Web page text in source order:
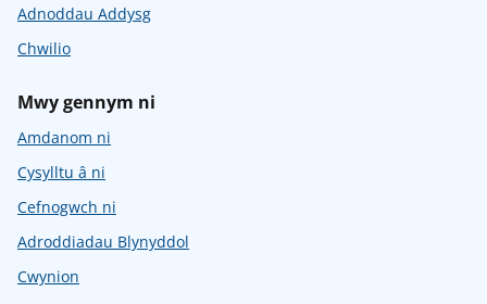
Adnoddau Addysg
Chwilio
Mwy gennym ni
Amdanom ni
Cysylltu â ni
Cefnogwch ni
Adroddiadau Blynyddol
Cwynion